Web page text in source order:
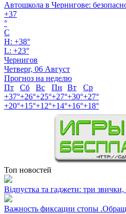
Автошкола в Чернигове:
+37
°
C
H: +38°
L: +23°
Чернигов
Четверг, 06 Август
Прогноз на неделю
Пт
Сб Вс Пн Вт
Ср
+37°+26°+25°+27°+30°+27°
+20°+15°+12°+14°+16°+18°
Топ новостей
Відпустка та гаджети: три звички,
Важность фиксации стопы